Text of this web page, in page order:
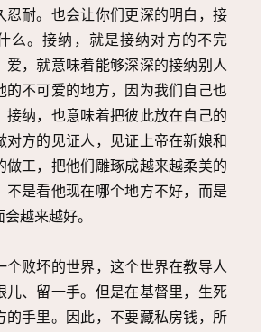
忍耐。也会让你们更深的明白，接
么。接纳，就是接纳对方的不完
爱，就意味着能够深深的接纳别人
的不可爱的地方，因为我们自己也
接纳，也意味着把彼此放在自己的
对方的见证人，见证上帝在新娘和
做工，把他们雕琢成越来越柔美的
不是看他现在哪个地方不好，而是
越来越好。
个败坏的世界，这个世界在教导人
儿、留一手。但是在基督里，生死
的手里。因此，不要藏私房钱，所